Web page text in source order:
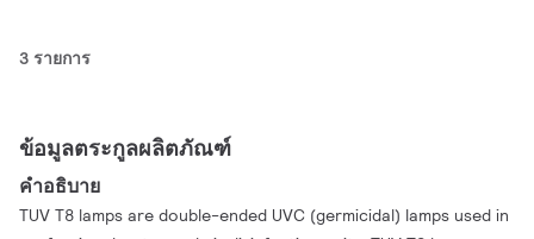
3 รายการ
ข้อมูลตระกูลผลิตภัณฑ์
คำอธิบาย
TUV T8 lamps are double-ended UVC (germicidal) lamps used in